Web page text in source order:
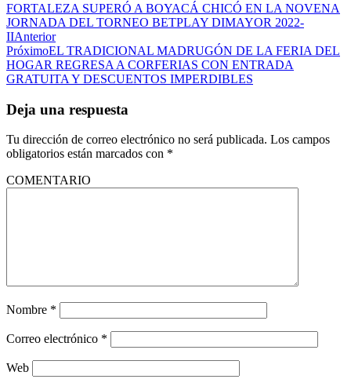
FORTALEZA SUPERÓ A BOYACÁ CHICÓ EN LA NOVENA
JORNADA DEL TORNEO BETPLAY DIMAYOR 2022-
IIAnterior
PróximoEL TRADICIONAL MADRUGÓN DE LA FERIA DEL
HOGAR REGRESA A CORFERIAS CON ENTRADA
GRATUITA Y DESCUENTOS IMPERDIBLES
Deja una respuesta
Tu dirección de correo electrónico no será publicada. Los campos
obligatorios están marcados con *
COMENTARIO
Nombre *
Correo electrónico *
Web